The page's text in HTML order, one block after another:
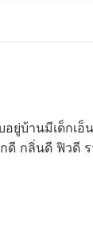
ยู่บ้านมีเด็กเอ็
ดี กลิ่นดี ฟิวดี